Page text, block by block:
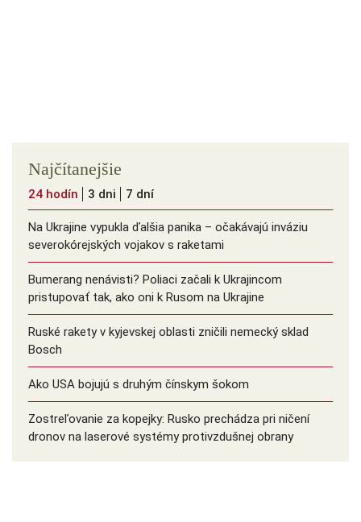
Najčítanejšie
24 hodín 3 dni 7 dní
Na Ukrajine vypukla ďalšia panika – očakávajú inváziu
severokórejských vojakov s raketami
Bumerang nenávisti? Poliaci začali k Ukrajincom
pristupovať tak, ako oni k Rusom na Ukrajine
Ruské rakety v kyjevskej oblasti zničili nemecký sklad
Bosch
Ako USA bojujú s druhým čínskym šokom
Zostreľovanie za kopejky: Rusko prechádza pri ničení
dronov na laserové systémy protivzdušnej obrany